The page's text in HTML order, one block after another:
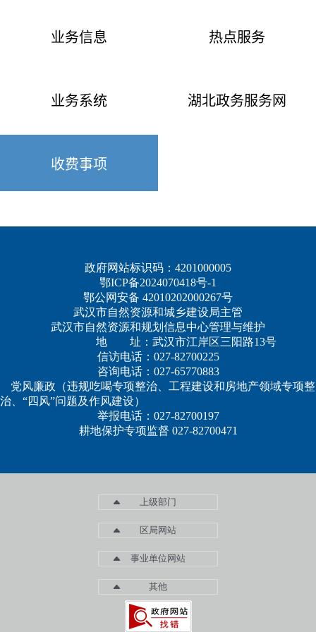
业务信息 热点服务
业务系统 湖北政务服务网
收费事项
政府网站标识码：4201000005
鄂ICP备2024070418号-1
鄂公网安备 42010202000267号
武汉市自然资源和城乡建设局主管
武汉市自然资源和规划信息中心管理与维护
地 址：武汉市江岸区三阳路13号
信访电话：027-82700225
咨询电话：027-65770883
党风廉政（违规吃喝专项整治、工程建设和房地产领域专项整
治、“四风”问题及作风建设）
举报电话：027-82700197
耕地保护专项监督 027-82700471
上级部门
区局网站
事业单位网站
其他